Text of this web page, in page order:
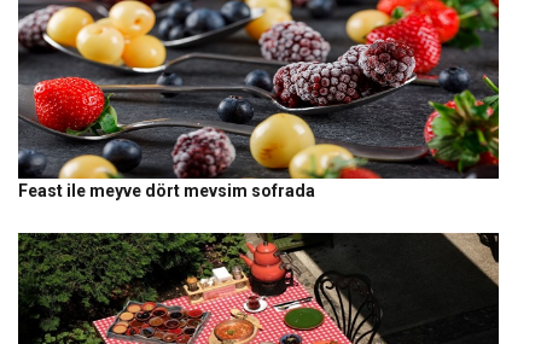
Feast ile meyve dört mevsim sofrada